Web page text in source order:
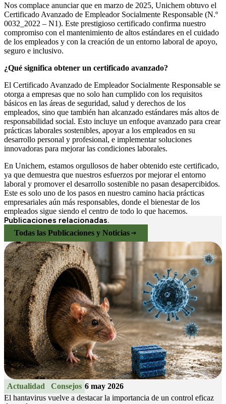
Nos complace anunciar que en marzo de 2025, Unichem obtuvo el
Certificado Avanzado de Empleador Socialmente Responsable (N.º
0032_2022 – N1). Este prestigioso certificado confirma nuestro
compromiso con el mantenimiento de altos estándares en el cuidado
de los empleados y con la creación de un entorno laboral de apoyo,
seguro e inclusivo.
¿Qué significa obtener un certificado avanzado?
El Certificado Avanzado de Empleador Socialmente Responsable se
otorga a empresas que no solo han cumplido con los requisitos
básicos en las áreas de seguridad, salud y derechos de los
empleados, sino que también han alcanzado estándares más altos de
responsabilidad social. Esto incluye un enfoque avanzado para crear
prácticas laborales sostenibles, apoyar a los empleados en su
desarrollo personal y profesional, e implementar soluciones
innovadoras para mejorar las condiciones laborales.
En Unichem, estamos orgullosos de haber obtenido este certificado,
ya que demuestra que nuestros esfuerzos por mejorar el entorno
laboral y promover el desarrollo sostenible no pasan desapercibidos.
Este es solo uno de los pasos en nuestro camino hacia prácticas
empresariales aún más responsables, donde el bienestar de los
empleados sigue siendo el centro de todo lo que hacemos.
Publicaciones relacionadas.
Todas las Publicaciones y Noticias
Actualidad Consejos 6 may 2026
El hantavirus vuelve a destacar la importancia de un control eficaz